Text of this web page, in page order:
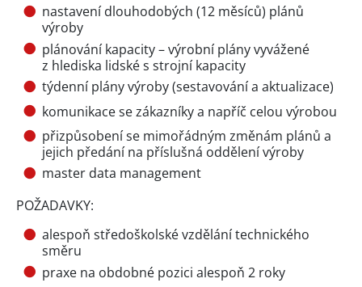
nastavení dlouhodobých (12 měsíců) plánů
výroby
plánování kapacity – výrobní plány vyvážené
z hlediska lidské s strojní kapacity
týdenní plány výroby (sestavování a aktualizace)
komunikace se zákazníky a napříč celou výrobou
přizpůsobení se mimořádným změnám plánů a
jejich předání na příslušná oddělení výroby
master data management
POŽADAVKY:
alespoň středoškolské vzdělání technického
směru
praxe na obdobné pozici alespoň 2 roky